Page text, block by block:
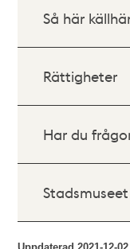
Så här
Rättigheter
Har du